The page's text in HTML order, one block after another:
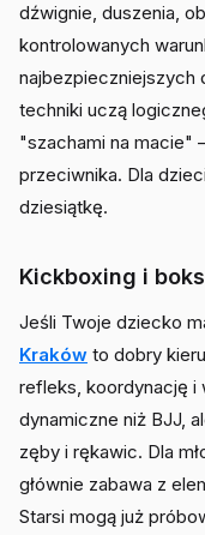
dźwignie, duszenia,
kontrolowanych
najbezpieczniejszych
techniki uczą
"szachami na macie"
przeciwnika. Dla
dziesiątkę.
Kickboxing i
Jeśli Twoje dziecko
Kraków to dobry
refleks, koordynację i
dynamiczne niż BJJ,
zęby i rękawic. Dla
głównie zabawa z
Starsi mogą już